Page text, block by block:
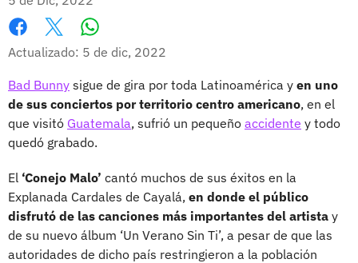
Facebook
X
Actualizado: 5 de dic, 2022
Bad Bunny sigue de gira por toda Latinoamérica y en uno
de sus conciertos por territorio centro americano, en el
que visitó Guatemala, sufrió un pequeño accidente y todo
quedó grabado.
El ‘Conejo Malo’ cantó muchos de sus éxitos en la
Explanada Cardales de Cayalá, en donde el público
disfrutó de las canciones más importantes del artista y
de su nuevo álbum ‘Un Verano Sin Ti’, a pesar de que las
autoridades de dicho país restringieron a la población